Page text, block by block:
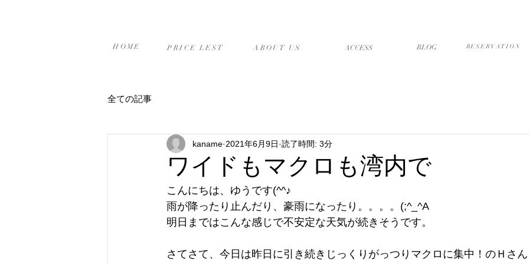
HOME PRICE LEST ABOUT US ​ACCESS BLOG RESERVATION
全ての記事
ワイドもマクロも湾内で
kaname 2021年6月9日 読了時間: 3分
こんにちは、ゆうです(^^♪
雨が降ったり止んだり、豪雨になったり。。。。(;^_^A
明日まではこんな感じで不安定な天気が続きそうです。
さてさて、今日は昨日に引き続きじっくりがっつりマクロに集中！のＨさん